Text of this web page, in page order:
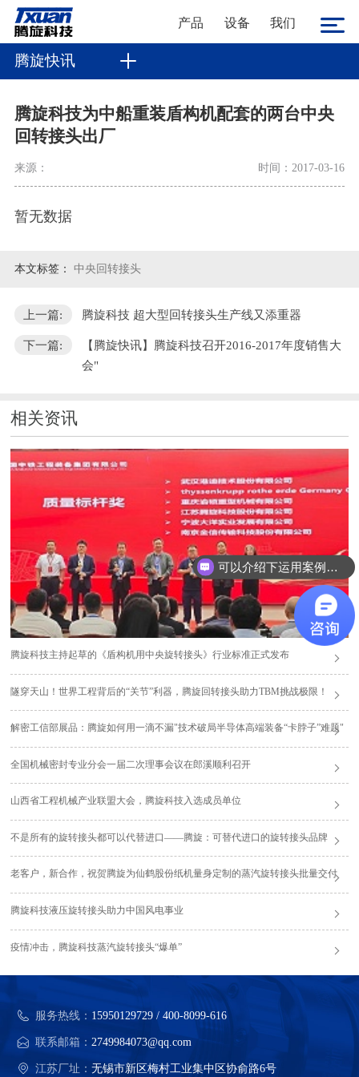
产品 设备 我们
腾旋快讯
腾旋科技为中船重装盾构机配套的两台中央
回转接头出厂
来源： 时间：2017-03-16
暂无数据
本文标签： 中央回转接头
上一篇: 腾旋科技 超大型回转接头生产线又添重器
下一篇:
【腾旋快讯】腾旋科技召开2016-2017年度销售大
会"
相关资讯
腾旋科技主持起草的《盾构机用中央旋转接头》行业标准正式发布
隧穿天山！世界工程背后的“关节”利器，腾旋回转接头助力TBM挑战极限！
解密工信部展品：腾旋如何用一滴不漏"技术破局半导体高端装备“卡脖子”难题"
全国机械密封专业分会一届二次理事会议在郎溪顺利召开
山西省工程机械产业联盟大会，腾旋科技入选成员单位
不是所有的旋转接头都可以代替进口——腾旋：可替代进口的旋转接头品牌
老客户，新合作，祝贺腾旋为仙鹤股份纸机量身定制的蒸汽旋转接头批量交付
腾旋科技液压旋转接头助力中国风电事业
疫情冲击，腾旋科技蒸汽旋转接头“爆单”
服务热线： 15950129729 / 400-8099-616
联系邮箱： 2749984073@qq.com
江苏厂址：无锡市新区梅村工业集中区协俞路6号
可以介绍下运用案例么？